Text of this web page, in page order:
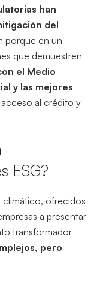
han
del
porque en un
que demuestren
el Medio
y las mejores
al crédito y
ESG?
climático, ofrecidos
a presentar
transformador
pero